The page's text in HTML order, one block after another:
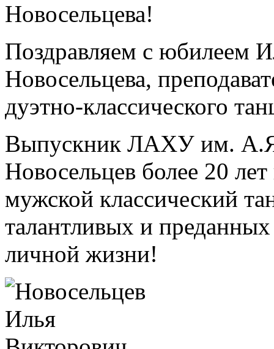
Новосельцева!
Поздравляем с юбилеем
Новосельцева,
дуэтно-классического
Выпускник ЛАХУ им.
Новосельцев более 20
мужской классический
талантливых и преданных
личной жизни!